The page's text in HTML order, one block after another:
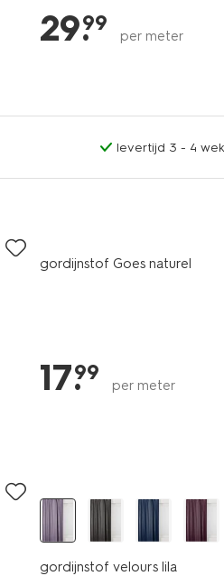
29.
99
per meter
levertijd 3 - 4
gordijnstof Goes naturel
17.
99
per meter
gordijnstof velours lila